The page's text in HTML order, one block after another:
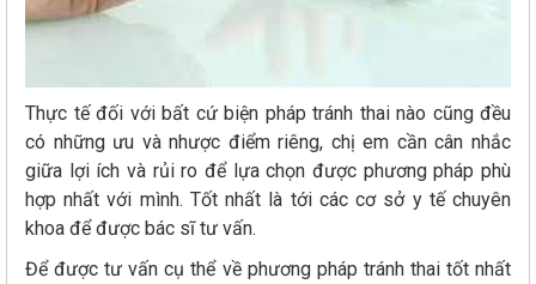
Thực tế đối với bất cứ biện pháp tránh thai nào cũng đều
có những ưu và nhược điểm riêng, chị em cần cân nhắc
giữa lợi ích và rủi ro để lựa chọn được phương pháp phù
hợp nhất với mình. Tốt nhất là tới các cơ sở y tế chuyên
khoa để được bác sĩ tư vấn.
Để được tư vấn cụ thể về phương pháp tránh thai tốt nhất